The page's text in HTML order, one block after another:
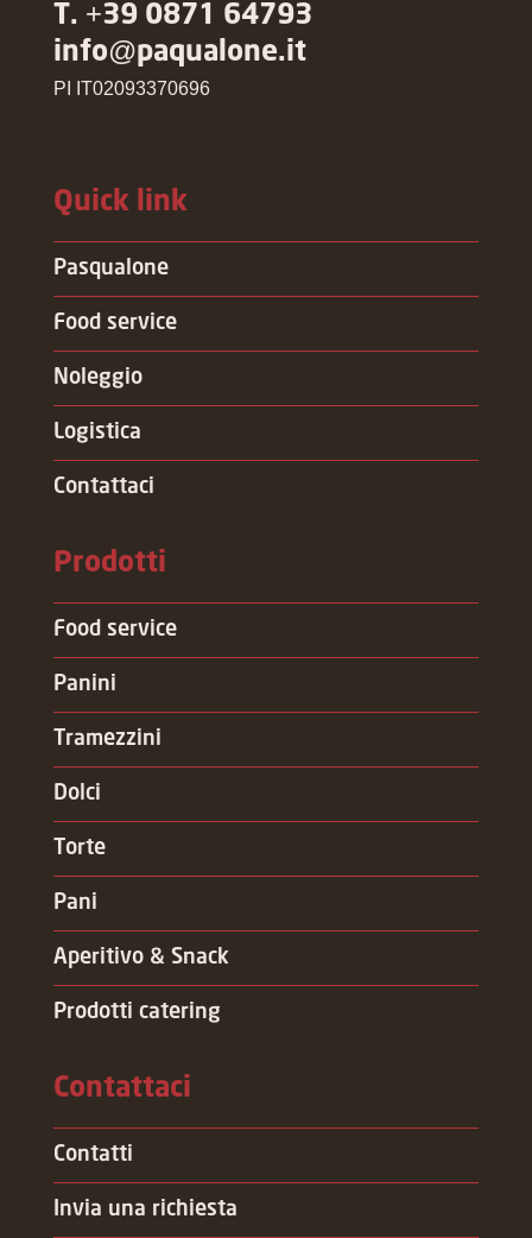
T. +39 0871 64793
info@paqualone.it
PI IT02093370696
Quick link
Pasqualone
Food service
Noleggio
Logistica
Contattaci
Prodotti
Food service
Panini
Tramezzini
Dolci
Torte
Pani
Aperitivo & Snack
Prodotti catering
Contattaci
Contatti
Invia una richiesta